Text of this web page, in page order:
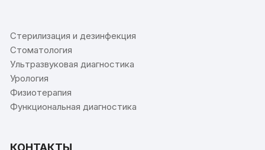
Стерилизация и дезинфекция
Стоматология
Ультразвуковая диагностика
Урология
Физиотерапия
Функциональная диагностика
КОНТАКТЫ